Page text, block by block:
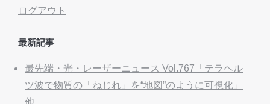
ログアウト
最新記事
最先端・光・レーザーニュース Vol.767「テラヘル
ツ波で物質の「ねじれ」を“地図”のように可視化」
他